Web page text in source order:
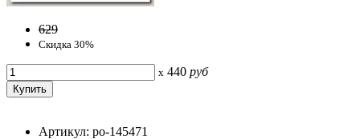
629
Скидка 30%
x 440 руб
Артикул: po-145471